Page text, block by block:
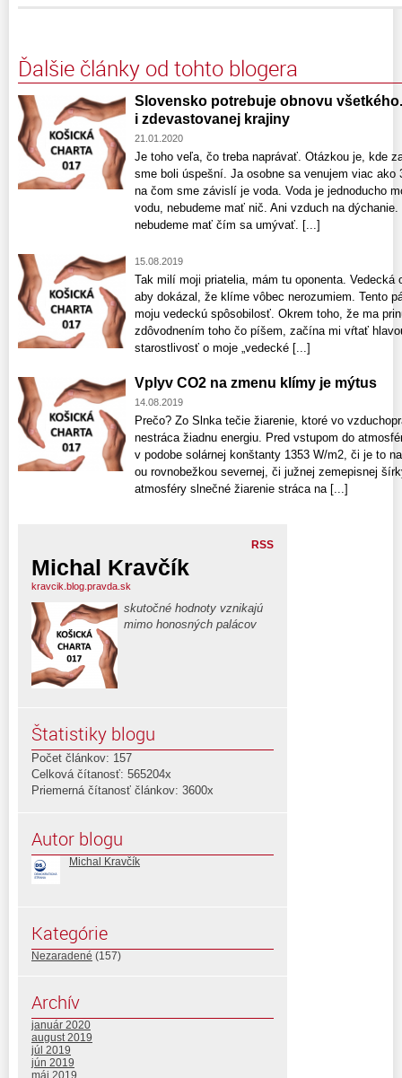
Ďalšie články od tohto blogera
Slovensko potrebuje obnovu
i zdevastovanej krajiny
21.01.2020
Je toho veľa, čo treba naprávať. Otázkou je, kde
sme boli úspešní. Ja osobne sa venujem viac ako
na čom sme závislí je voda. Voda je jednoducho
vodu, nebudeme mať nič. Ani vzduch na
nebudeme mať čím sa umývať. [...]
15.08.2019
Tak milí moji priatelia, mám tu oponenta.
aby dokázal, že klíme vôbec nerozumiem. Tento
moju vedeckú spôsobilosť. Okrem toho, že ma
zdôvodnením toho čo píšem, začína mi vŕtať
starostlivosť o moje „vedecké [...]
Vplyv CO2 na zmenu klímy je mýtus
14.08.2019
Prečo? Zo Slnka tečie žiarenie, ktoré vo
nestráca žiadnu energiu. Pred vstupom do
v podobe solárnej konštanty 1353 W/m2, či je to
ou rovnobežkou severnej, či južnej zemepisnej
atmosféry slnečné žiarenie stráca na [...]
RSS
Michal Kravčík
kravcik.blog.pravda.sk
skutočné hodnoty vznikajú
mimo honosných palácov
Štatistiky blogu
Počet článkov: 157
Celková čítanosť: 565204x
Priemerná čítanosť článkov: 3600x
Autor blogu
Michal Kravčík
Kategórie
Nezaradené (157)
Archív
január 2020
august 2019
júl 2019
jún 2019